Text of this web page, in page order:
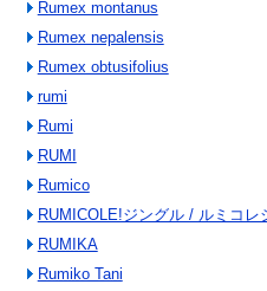
Rumex montanus
Rumex nepalensis
Rumex obtusifolius
rumi
Rumi
RUMI
Rumico
RUMICOLE!ジングル / ルミコレ
RUMIKA
Rumiko Tani